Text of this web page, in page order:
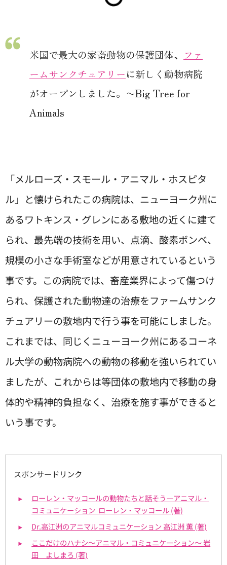
米国で最大の家畜動物の保護団体、 ファ
ームサンクチュアリーに新しく動物病院
がオープンしました。〜Big Tree for
Animals
「メルローズ・スモール・アニマル・ホスピタ
ル」と懐けられたこの病院は、ニューヨーク州に
あるワトキンス・グレンにある敷地の近くに建て
られ、最先端の技術を用い、点滴、酸素ボンベ、
規模の小さな手術室などが用意されているという
事です。この病院では、畜産業界によって傷つけ
られ、保護された動物達の治療をファームサンク
チュアリーの敷地内で行う事を可能にしました。
これまでは、同じくニューヨーク州にあるコーネ
ル大学の動物病院への動物の移動を強いられてい
ましたが、これからは等団体の敷地内で移動の身
体的や精神的負担なく、治療を施す事ができると
いう事です。
スポンサードリンク
ローレン・マッコールの動物たちと話そう―アニマル・
コミュニケーション ローレン・マッコール (著)
Dr.高江洲のアニマルコミュニケーション 高江洲 薫 (著)
ここだけのハナシ～アニマル・コミュニケーション～ 岩
田 よしまろ (著)